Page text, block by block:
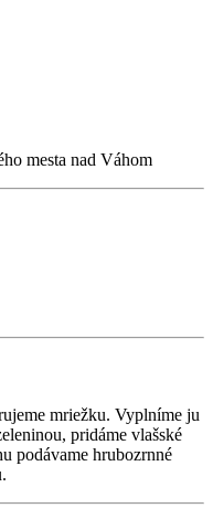
mesta nad Váhom
mriežku. Vyplníme ju
pridáme vlašské
podávame hrubozrnné